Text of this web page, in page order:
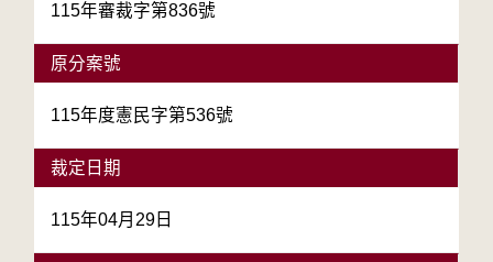
115年審裁字第836號
原分案號
115年度憲民字第536號
裁定日期
115年04月29日